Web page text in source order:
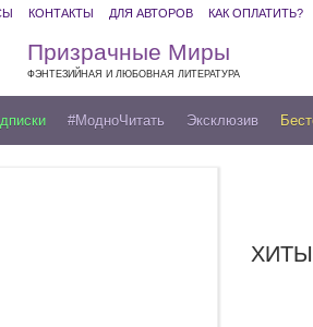
КОНТАКТЫ ДЛЯ АВТОРОВ КАК ОПЛАТИТЬ?
Призрачные Миры
ФЭНТЕЗИЙНАЯ И ЛЮБОВНАЯ ЛИТЕРАТУРА
#МодноЧитать Эксклюзив